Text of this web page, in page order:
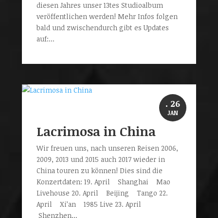
diesen Jahres unser 13tes Studioalbum
veröffentlichen werden! Mehr Infos folgen
bald und zwischendurch gibt es Updates
auf:...
Lacrimosa in China
Wir freuen uns, nach unseren Reisen 2006,
2009, 2013 und 2015 auch 2017 wieder in
China touren zu können! Dies sind die
Konzertdaten: 19. April Shanghai Mao
Livehouse 20. April Beijing Tango 22.
April Xi’an 1985 Live 23. April
Shenzhen...
. 26
JAN